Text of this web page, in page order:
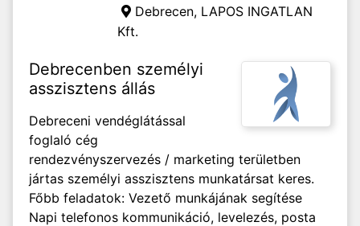
Debrecen, LAPOS INGATLAN
Kft.
Debrecenben személyi
asszisztens állás
Debreceni vendéglátással
foglaló cég
rendezvényszervezés / marketing területben
jártas személyi asszisztens munkatársat keres.
Főbb feladatok: Vezető munkájának segítése
Napi telefonos kommunikáció, levelezés, posta